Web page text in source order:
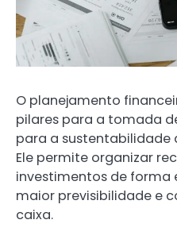
O planejamento
pilares para a tomada
para a sustentabilidade
Ele permite organizar
investimentos de
maior previsibilidade e
caixa.